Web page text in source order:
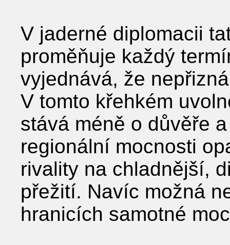
V jaderné diplomacii
proměňuje každý
vyjednává, že
V tomto křehkém
stává méně o důvěře
regionální mocnosti
rivality na chladnější,
přežití. Navíc možná
hranicích samotné